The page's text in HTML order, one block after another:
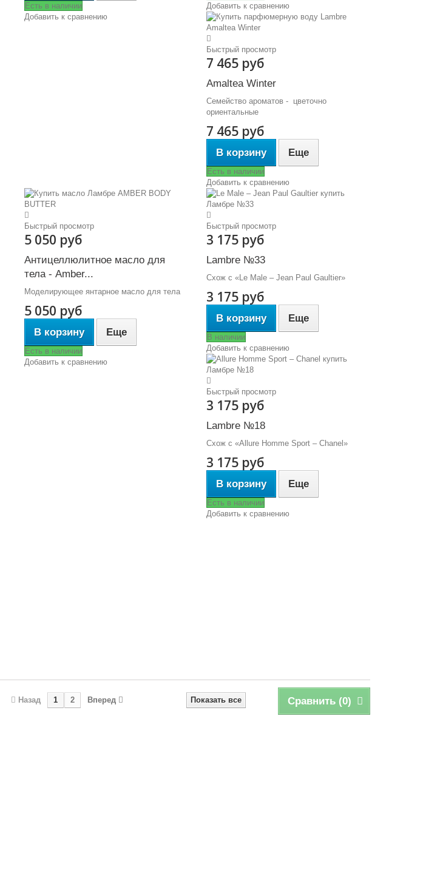
Есть в наличии
Добавить к сравнению
Добавить к сравнению
Быстрый просмотр
7 465 руб
Amaltea Winter
Семейство ароматов - цветочно
ориентальные
7 465 руб
В корзину Еще
Есть в наличии
Добавить к сравнению
Быстрый просмотр
5 050 руб
Антицеллюлитное масло для
тела - Amber...
Моделирующее янтарное масло для тела
5 050 руб
В корзину Еще
Есть в наличии
Добавить к сравнению
Быстрый просмотр
3 175 руб
Lambre №33
Схож с «Le Male – Jean Paul Gaultier»
3 175 руб
В корзину Еще
В наличии
Добавить к сравнению
Быстрый просмотр
3 175 руб
Lambre №18
Схож с «Allure Homme Sport – Chanel»
3 175 руб
В корзину Еще
Есть в наличии
Добавить к сравнению
Сравнить (0)
Показать все
Назад 1 2 Вперед